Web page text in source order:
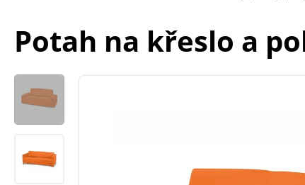
Potah na křeslo a